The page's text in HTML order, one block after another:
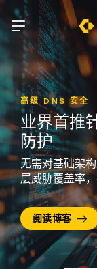
高级 DNS 安全
业界首推
防护
无需对基础架
层威胁覆盖率
阅读博客